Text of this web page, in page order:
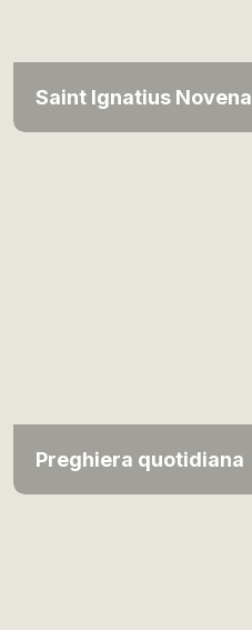
Saint Ignatius Novena
Preghiera quotidiana